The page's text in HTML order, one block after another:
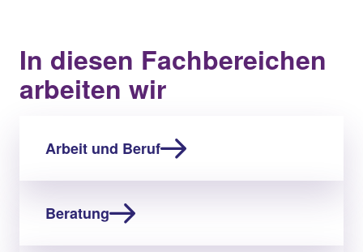
In diesen Fachbereichen
arbeiten wir
Arbeit und Beruf
Beratung